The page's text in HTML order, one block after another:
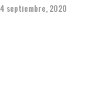
septiembre, 2020